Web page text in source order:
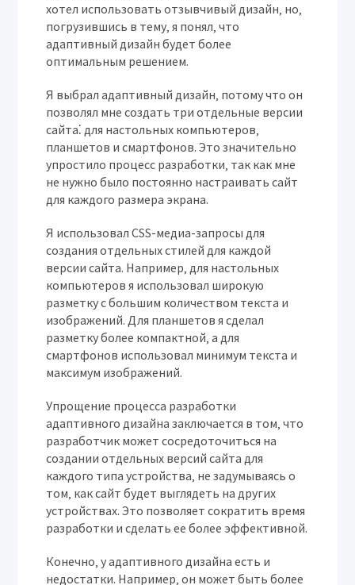
хотел использовать отзывчивый дизайн‚ но‚
погрузившись в тему‚ я понял‚ что
адаптивный дизайн будет более
оптимальным решением.
Я выбрал адаптивный дизайн‚ потому что он
позволял мне создать три отдельные версии
сайта⁚ для настольных компьютеров‚
планшетов и смартфонов. Это значительно
упростило процесс разработки‚ так как мне
не нужно было постоянно настраивать сайт
для каждого размера экрана.
Я использовал CSS-медиа-запросы для
создания отдельных стилей для каждой
версии сайта. Например‚ для настольных
компьютеров я использовал широкую
разметку с большим количеством текста и
изображений. Для планшетов я сделал
разметку более компактной‚ а для
смартфонов использовал минимум текста и
максимум изображений.
Упрощение процесса разработки
адаптивного дизайна заключается в том‚ что
разработчик может сосредоточиться на
создании отдельных версий сайта для
каждого типа устройства‚ не задумываясь о
том‚ как сайт будет выглядеть на других
устройствах. Это позволяет сократить время
разработки и сделать ее более эффективной.
Конечно‚ у адаптивного дизайна есть и
недостатки. Например‚ он может быть более